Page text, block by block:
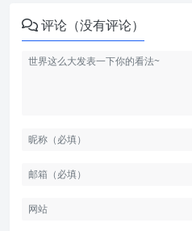
评论（没有评论）